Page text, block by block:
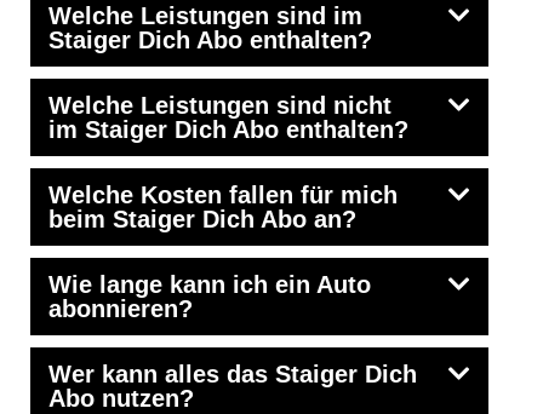
Welche Leistungen sind im
Staiger Dich Abo enthalten?
Welche Leistungen sind nicht
im Staiger Dich Abo enthalten?
Welche Kosten fallen für mich
beim Staiger Dich Abo an?
Wie lange kann ich ein Auto
abonnieren?
Wer kann alles das Staiger Dich
Abo nutzen?